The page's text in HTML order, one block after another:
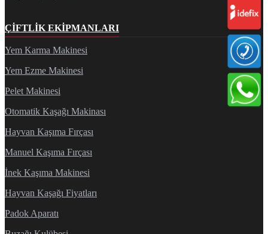
ÇIFTLIK EKIPMANLARI
Yem Karma Makinesi
Yem Ezme Makinesi
Pelet Makinesi
Otomatik Kaşağı Makinası
Hayvan Kaşıma Fırçası
Manuel Kaşıma Fırçası
İnek Kaşıma Makinesi
Hayvan Kaşağı Fiyatları
Padok Aparatı